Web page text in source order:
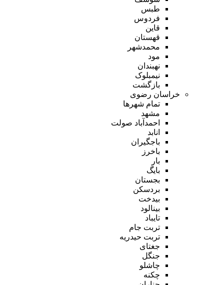
طبس
فردوس
قاین
قهستان
محمدشهر
مود
نهبندان
نیمبلوک
بازگشت
خراسان رضوی
تمام شهر‌ها
مشهد
احمدآباد صولت
انابد
باجگیران
باخرز
بار
بایگ
بجستان
بردسکن
بیدخت
بینالود
تایباد
تربت جام
تربت حیدریه
جغتای
جنگل
چاشلو
چکنه